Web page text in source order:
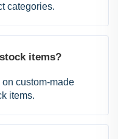
categories.
items?
custom-made
items.